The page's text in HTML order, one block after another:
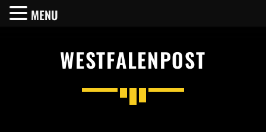
WESTFALENPOST
MENU